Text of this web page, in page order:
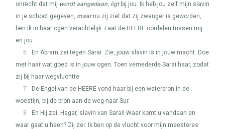
onrecht dat mij wordt aangedaan, ligtbij jou. Ik heb jou zelf mijn slavin
in je schoot gegeven, maarnu zij ziet dat zij zwanger is geworden,
ben ik in haar ogen verachtelijk. Laat de HEERE oordelen tussen mij
en jou.
6
En Abram zei tegen Sarai: Zie, jouw slavin is in jouw macht. Doe
met haar wat goed is in jouw ogen. Toen vernederde Sarai haar, zodat
zij bij haar wegvluchtte.
7
De Engel van de HEERE vond haar bij een waterbron in de
woestijn, bij de bron aan de weg naar Sur.
8
En Hij zei: Hagar, slavin van Sarai! Waar komt u vandaan en
waar gaat u heen? Zij zei: Ik ben op de vlucht voor mijn meesteres